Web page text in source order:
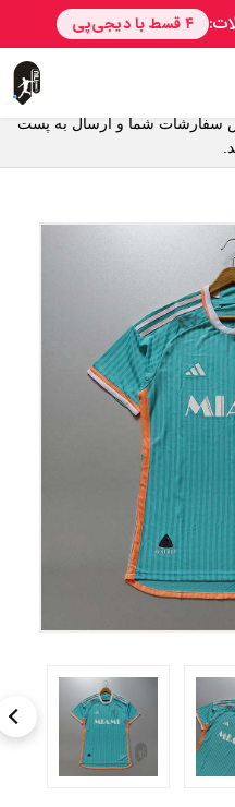
سفارشات شما و ارسال به پست